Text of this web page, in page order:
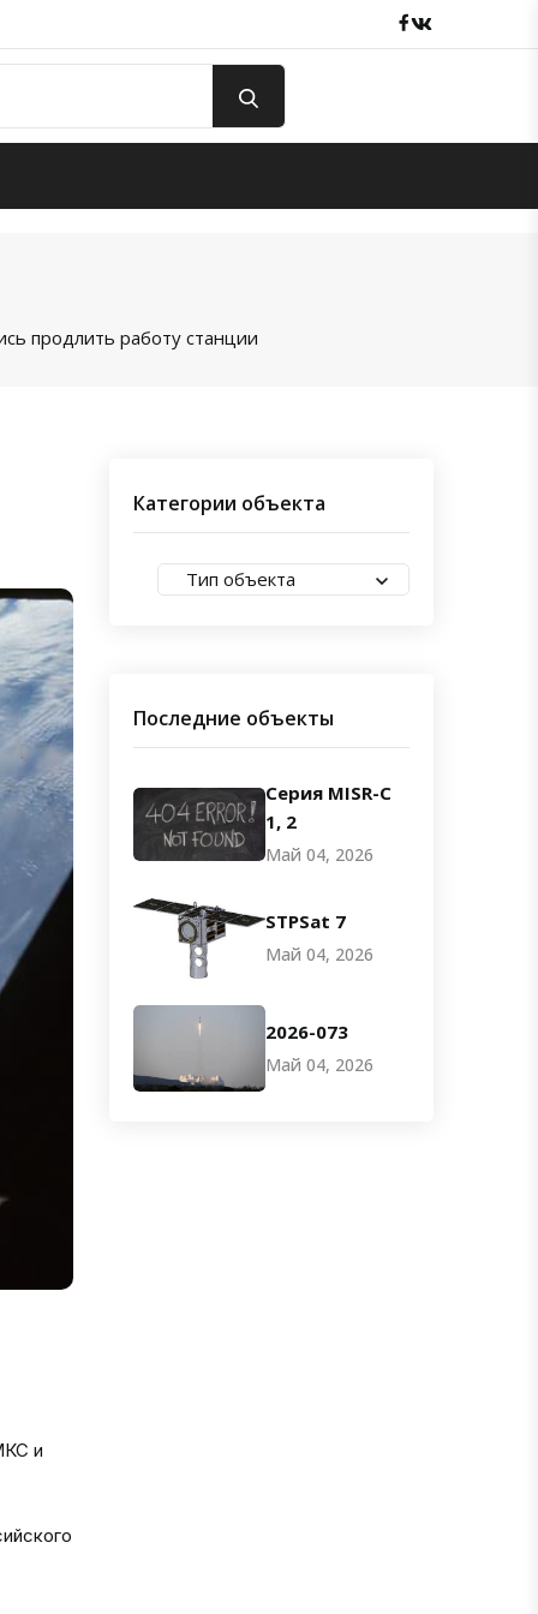
Facebook
продлить работу станции
и
Категории объекта
Тип объекта
Последние объекты
Серия MISR-C
1, 2
Май 04, 2026
STPSat 7
Май 04, 2026
2026-073
Май 04, 2026